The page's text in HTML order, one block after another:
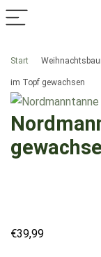
Start
im Topf gewachsen
€39,99